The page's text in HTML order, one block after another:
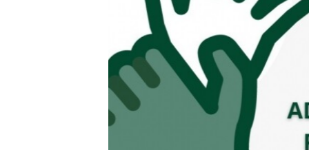
Pracownicy
Absolwenci
Certyfikaty
Podziękowania
Biblioteka
SKS
Konkursy